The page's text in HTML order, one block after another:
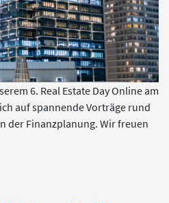
6. Real Estate Day Online am
auf spannende Vorträge rund
der Finanzplanung. Wir freuen